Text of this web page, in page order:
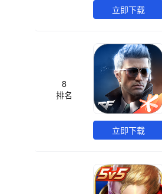
立即下载
8
排名
立即下载